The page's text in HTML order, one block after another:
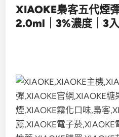
XIAOKE梟客五代煙
2.0ml｜3%濃度｜3